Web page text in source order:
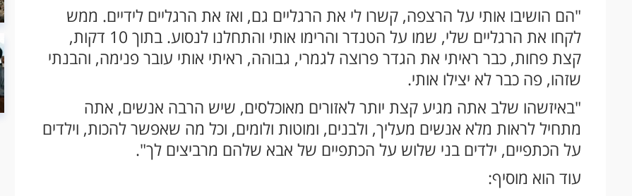
"הם הושיבו אותי על הרצפה, קשרו לי את הרגליים גם, ואז את הרגליים לידיים. ממש
לקחו את הרגליים שלי, שמו על הטנדר והרימו אותי והתחלנו לנסוע. בתוך 10 דקות,
קצת פחות, כבר ראיתי את הגדר פרוצה לגמרי, גבוהה, ראיתי אותי עובר פנימה, והבנתי
שזהו, פה כבר לא יצילו אותי.
"באיזשהו שלב אתה מגיע קצת יותר לאזורים מאוכלסים, שיש הרבה אנשים, אתה
מתחיל לראות מלא אנשים מעליך, ולבנים, ומוטות ולומים, וכל מה שאפשר להכות, וילדים
על הכתפיים, ילדים בני שלוש על הכתפיים של אבא שלהם מרביצים לך".
עוד הוא מוסיף: